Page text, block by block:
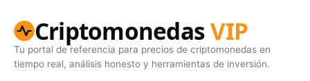
CriptomonedasVIP
Tu portal de referencia para precios de criptomonedas en
tiempo real, análisis honesto y herramientas de inversión.